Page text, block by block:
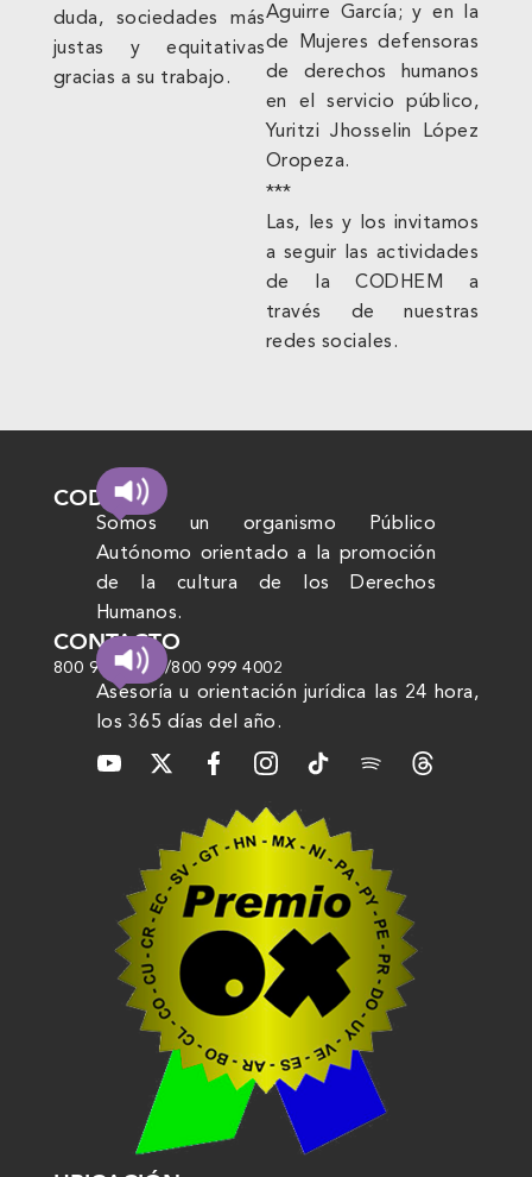
duda, sociedades más
justas y equitativas
gracias a su trabajo.
Aguirre García; y en la
de Mujeres defensoras
de derechos humanos
en el servicio público,
Yuritzi Jhosselin López
Oropeza.
***
Las, les y los invitamos
a seguir las actividades
de la CODHEM a
través de nuestras
redes sociales.
CODHEM
Somos un organismo Público
Autónomo orientado a la promoción
de la cultura de los Derechos
Humanos.
CONTACTO
800 999 4000/800 999 4002
Asesoría u orientación jurídica las 24 hora,
los 365 días del año.